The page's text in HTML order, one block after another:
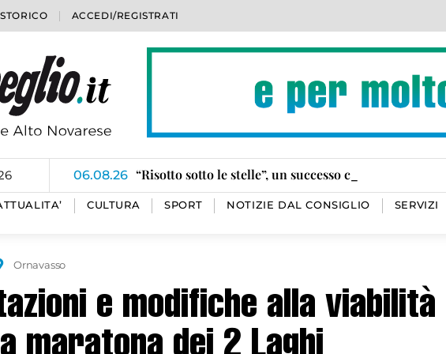
ACCEDI/REGISTRATI
06.08.26 “Risotto sotto le stelle”, un successo con oltre 500
Omegna in lacrime per la morte di Ilaria Cagnoli,
Ha ripreso vigore l’incendio divampato a Calasca
Tratti in salvo i cinque torrentisti in valle Bognanco
Truffatori chiedono soldi per conto dei Sevizi sociali
100 ubriachi al volante da inizio anno
CULTURA SPORT NOTIZIE DAL CONSIGLIO SERVIZI
Ornavasso
e modifiche alla viabilità